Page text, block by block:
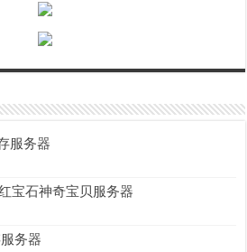
服务器
宝石神奇宝贝服务器
务器